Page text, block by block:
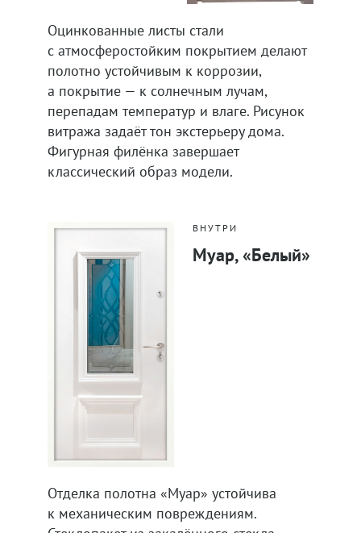
Оцинкованные листы стали
с атмосферостойким покрытием делают
полотно устойчивым к коррозии,
а покрытие — к солнечным лучам,
перепадам температур и влаге. Рисунок
витража задаёт тон экстерьеру дома.
Фигурная филёнка завершает
классический образ модели.
ВНУТРИ
Муар, «Белый»
Отделка полотна «Муар» устойчива
к механическим повреждениям.